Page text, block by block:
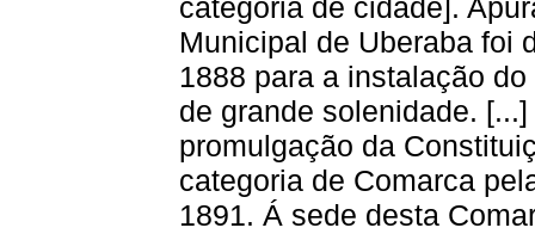
categoria de cidade].
Municipal de Uberaba foi
1888 para a instalação
de grande solenidade.
promulgação da
categoria de Comarca
1891. Á sede desta